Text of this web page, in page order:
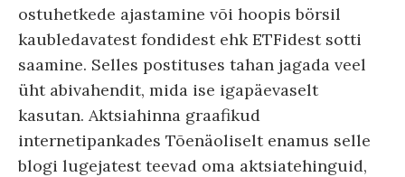
ostuhetkede ajastamine või hoopis börsil
kaubledavatest fondidest ehk ETFidest sotti
saamine. Selles postituses tahan jagada veel
üht abivahendit, mida ise igapäevaselt
kasutan. Aktsiahinna graafikud
internetipankades Tõenäoliselt enamus selle
blogi lugejatest teevad oma aktsiatehinguid,